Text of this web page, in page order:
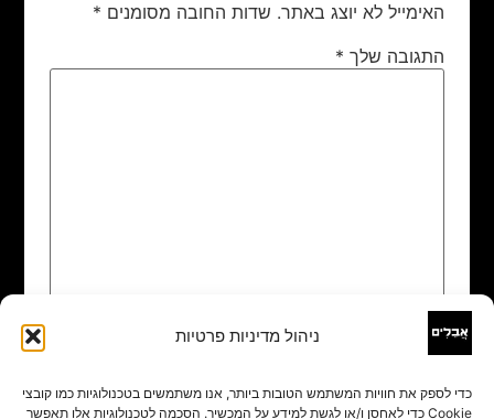
ניהול מדיניות פרטיות
כדי לספק את חוויות המשתמש הטובות ביותר, אנו משתמשים בטכנולוגיות כמו קובצי
Cookie כדי לאחסן ו/או לגשת למידע על המכשיר. הסכמה לטכנולוגיות אלו תאפשר
האימייל לא יוצג באתר. שדות החובה מסומנים *
התגובה שלך *
שם